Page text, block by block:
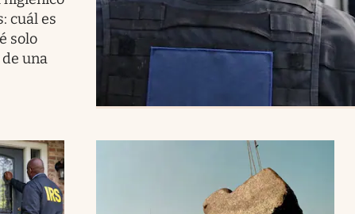
cuál es
solo
una